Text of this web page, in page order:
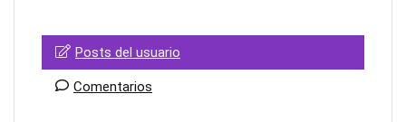
Posts del usuario
Comentarios